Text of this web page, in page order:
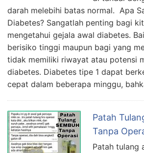
darah melebihi batas normal. Apa
Diabetes? Sangatlah penting bagi
mengetahui gejala awal diabetes.
berisiko tinggi maupun bagi yang
tidak memiliki riwayat atau potensi
diabetes. Diabetes tipe 1 dapat
cepat dalam beberapa minggu,
Patah
Tanpa
Patah tulang